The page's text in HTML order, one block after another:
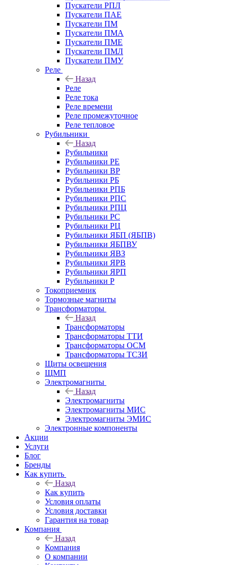
Пускатели РПЛ
Пускатели ПАЕ
Пускатели ПМ
Пускатели ПМА
Пускатели ПМЕ
Пускатели ПМЛ
Пускатели ПМУ
Реле
Назад
Реле
Реле тока
Реле времени
Реле промежуточное
Реле тепловое
Рубильники
Назад
Рубильники
Рубильники РЕ
Рубильники ВР
Рубильники РБ
Рубильники РПБ
Рубильники РПС
Рубильники РПЦ
Рубильники РС
Рубильники РЦ
Рубильники ЯБП (ЯБПВ)
Рубильники ЯБПВУ
Рубильники ЯВЗ
Рубильники ЯРВ
Рубильники ЯРП
Рубильники Р
Токоприемник
Тормозные магниты
Трансформаторы
Назад
Трансформаторы
Трансформаторы ТТИ
Трансформаторы ОСМ
Трансформаторы ТСЗИ
Щиты освещения
ЩМП
Электромагниты
Назад
Электромагниты
Электромагниты МИС
Электромагниты ЭМИС
Электронные компоненты
Акции
Услуги
Блог
Бренды
Как купить
Назад
Как купить
Условия оплаты
Условия доставки
Гарантия на товар
Компания
Назад
Компания
О компании